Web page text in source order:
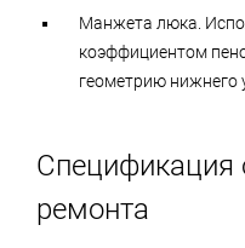
Манжета люка.
коэффициентом
геометрию нижнего
ремонта